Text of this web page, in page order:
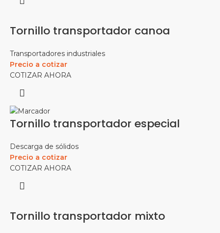
Tornillo transportador canoa
Transportadores industriales
Precio a cotizar
COTIZAR AHORA
Tornillo transportador especial
Descarga de sólidos
Precio a cotizar
COTIZAR AHORA
Tornillo transportador mixto